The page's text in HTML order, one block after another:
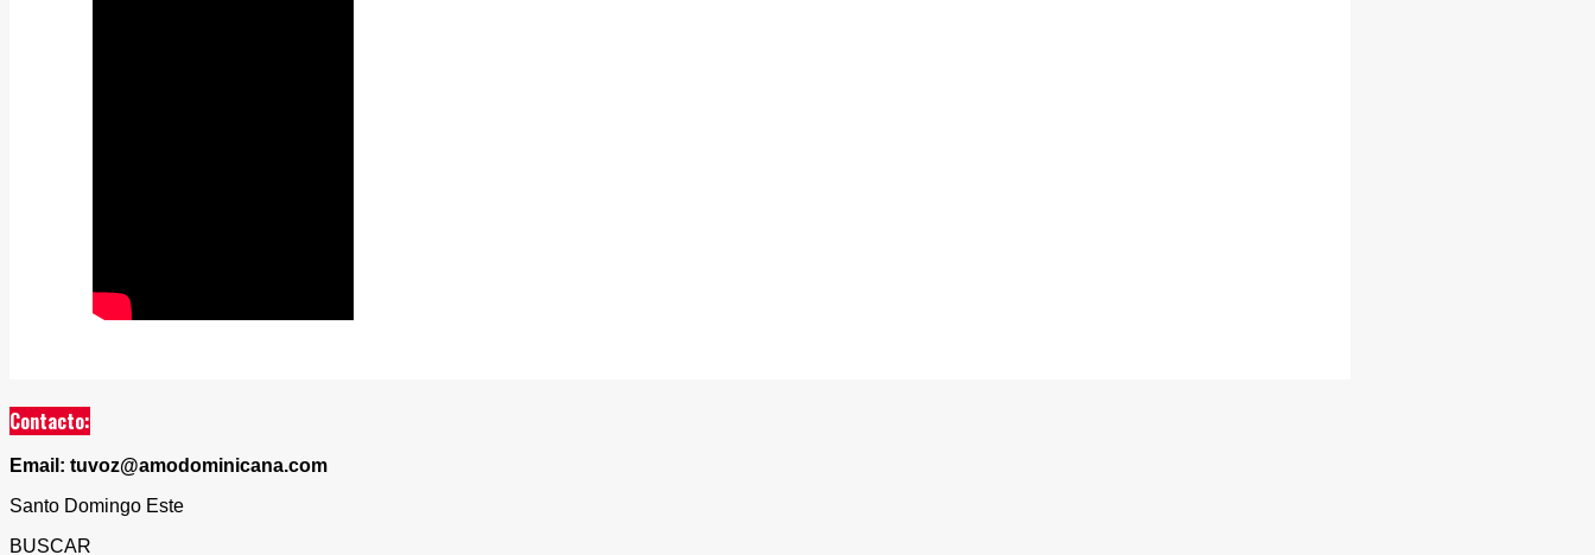
Contacto:
Email: tuvoz@amodominicana.com
Santo Domingo Este
BUSCAR